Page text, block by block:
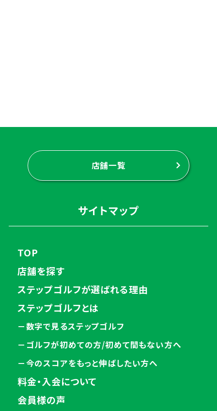
店舗一覧
サイトマップ
TOP
店舗を探す
ステップゴルフが選ばれる理由
ステップゴルフとは
－数字で見るステップゴルフ
－ゴルフが初めての方/初めて間もない方へ
－今のスコアをもっと伸ばしたい方へ
料金・入会について
会員様の声